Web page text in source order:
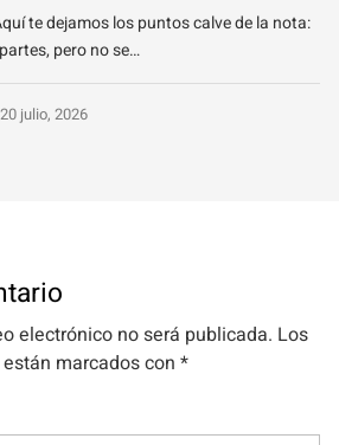
te dejamos los puntos calve de la nota:
pero no se…
20 julio, 2026
electrónico no será publicada. Los
marcados con *